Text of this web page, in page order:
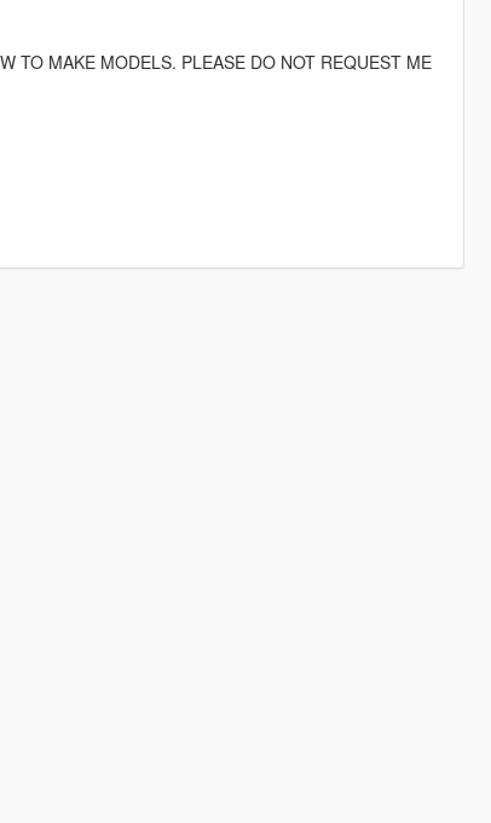
TO MAKE MODELS. PLEASE DO NOT REQUEST ME